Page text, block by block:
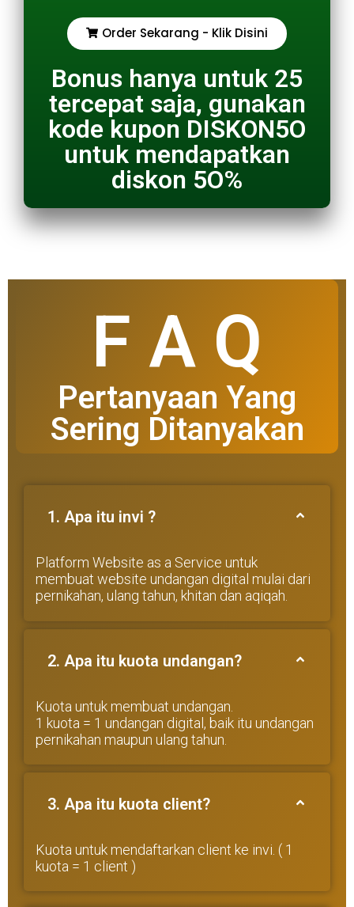
Order Sekarang - Klik Disini
Bonus hanya untuk 25
tercepat saja, gunakan
kode kupon DISKON5O
untuk mendapatkan
diskon 5O%
F A Q
Pertanyaan Yang
Sering Ditanyakan
1. Apa itu invi ?
Platform Website as a Service untuk
membuat website undangan digital mulai dari
pernikahan, ulang tahun, khitan dan aqiqah.
2. Apa itu kuota undangan?
Kuota untuk membuat undangan.
1 kuota = 1 undangan digital, baik itu undangan
pernikahan maupun ulang tahun.
3. Apa itu kuota client?
Kuota untuk mendaftarkan client ke invi. ( 1
kuota = 1 client )